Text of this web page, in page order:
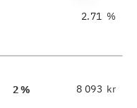
%
2 % kr